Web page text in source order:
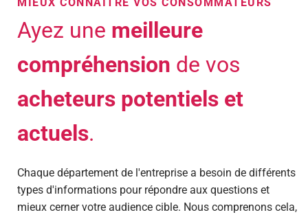
Ayez une meilleure
compréhension de vos
acheteurs potentiels et
actuels.
Chaque département de l'entreprise a besoin de différents
types d'informations pour répondre aux questions et
mieux cerner votre audience cible. Nous comprenons cela,